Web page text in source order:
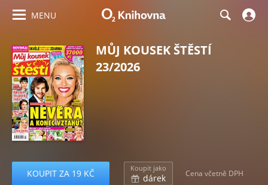
MENU
MŮJ KOUSEK ŠTĚSTÍ
23/2026
KOUPIT ZA 19 KČ Koupit jako
dárek Cena včetně DPH